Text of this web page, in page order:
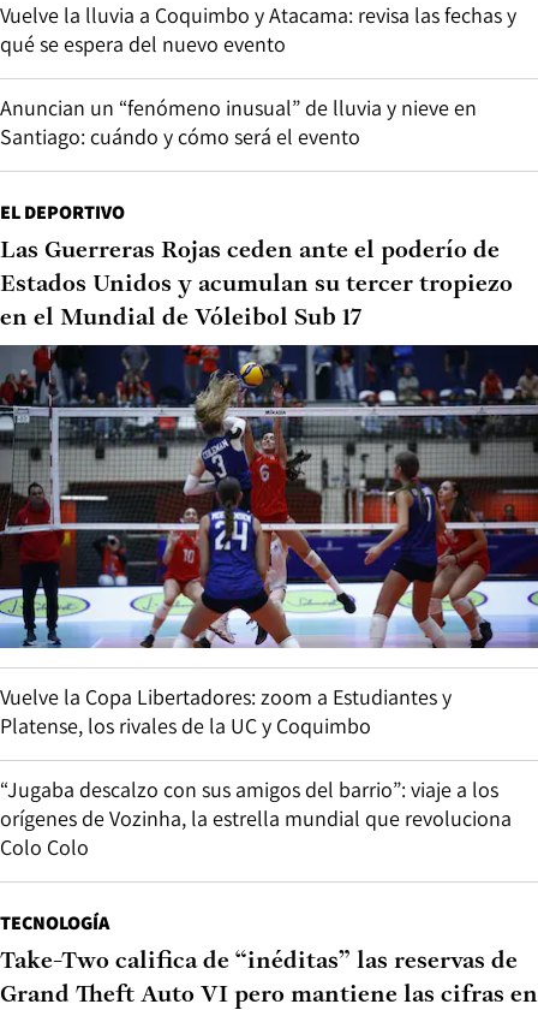
Vuelve la lluvia a Coquimbo y Atacama: revisa las fechas y
qué se espera del nuevo evento
Anuncian un “fenómeno inusual” de lluvia y nieve en
Santiago: cuándo y cómo será el evento
EL DEPORTIVO
Las Guerreras Rojas ceden ante el poderío de
Estados Unidos y acumulan su tercer tropiezo
en el Mundial de Vóleibol Sub 17
Vuelve la Copa Libertadores: zoom a Estudiantes y
Platense, los rivales de la UC y Coquimbo
“Jugaba descalzo con sus amigos del barrio”: viaje a los
orígenes de Vozinha, la estrella mundial que revoluciona
Colo Colo
TECNOLOGÍA
Take-Two califica de “inéditas” las reservas de
Grand Theft Auto VI pero mantiene las cifras en